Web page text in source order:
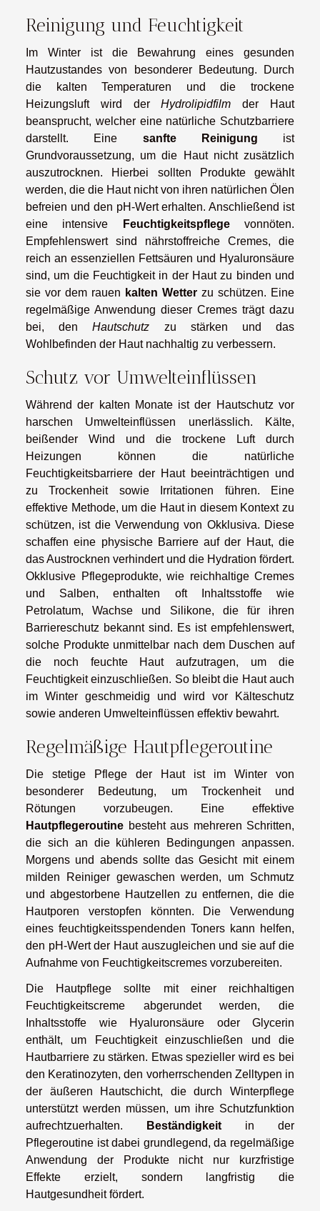
Reinigung und Feuchtigkeit
Im Winter ist die Bewahrung eines gesunden
Hautzustandes von besonderer Bedeutung. Durch
die kalten Temperaturen und die trockene
Heizungsluft wird derHydrolipidfilm der Haut
beansprucht, welcher eine natürliche Schutzbarriere
darstellt. Eine sanfte Reinigung ist
Grundvoraussetzung, um die Haut nicht zusätzlich
auszutrocknen. Hierbei sollten Produkte gewählt
werden, die die Haut nicht von ihren natürlichen Ölen
befreien und den pH-Wert erhalten. Anschließend ist
eine intensive
Feuchtigkeitspflegevonnöten.
Empfehlenswert sind nährstoffreiche Cremes, die
reich an essenziellen Fettsäuren und Hyaluronsäure
sind, um die Feuchtigkeit in der Haut zu binden und
sie vor dem rauen kalten Wetter zu schützen. Eine
regelmäßige Anwendung dieser Cremes trägt dazu
bei, denHautschutz zu stärken und das
Wohlbefinden der Haut nachhaltig zu verbessern.
Schutz vor Umwelteinflüssen
Während der kalten Monate ist der Hautschutz vor
harschen Umwelteinflüssen unerlässlich. Kälte,
beißender Wind und die trockene Luft durch
Heizungen können die natürliche
Feuchtigkeitsbarriere der Haut beeinträchtigen und
zu Trockenheit sowie Irritationen führen. Eine
effektive Methode, um die Haut in diesem Kontext zu
schützen, ist die Verwendung von Okklusiva. Diese
schaffen eine physische Barriere auf der Haut, die
das Austrocknen verhindert und die Hydration fördert.
Okklusive Pflegeprodukte, wie reichhaltige Cremes
und Salben, enthalten oft Inhaltsstoffe wie
Petrolatum, Wachse und Silikone, die für ihren
Barriereschutz bekannt sind. Es ist empfehlenswert,
solche Produkte unmittelbar nach dem Duschen auf
die noch feuchte Haut aufzutragen, um die
Feuchtigkeit einzuschließen. So bleibt die Haut auch
im Winter geschmeidig und wird vor Kälteschutz
sowie anderen Umwelteinflüssen effektiv bewahrt.
Regelmäßige Hautpflegeroutine
Die stetige Pflege der Haut ist im Winter von
besonderer Bedeutung, um Trockenheit und
Rötungen vorzubeugen. Eine effektive
Hautpflegeroutine besteht aus mehreren Schritten,
die sich an die kühleren Bedingungen anpassen.
Morgens und abends sollte das Gesicht mit einem
milden Reiniger gewaschen werden, um Schmutz
und abgestorbene Hautzellen zu entfernen, die die
Hautporen verstopfen könnten. Die Verwendung
eines feuchtigkeitsspendenden Toners kann helfen,
den pH-Wert der Haut auszugleichen und sie auf die
Aufnahme von Feuchtigkeitscremes vorzubereiten.
Die Hautpflege sollte mit einer reichhaltigen
Feuchtigkeitscreme abgerundet werden, die
Inhaltsstoffe wie Hyaluronsäure oder Glycerin
enthält, um Feuchtigkeit einzuschließen und die
Hautbarriere zu stärken. Etwas spezieller wird es bei
den Keratinozyten, den vorherrschenden Zelltypen in
der äußeren Hautschicht, die durch Winterpflege
unterstützt werden müssen, um ihre Schutzfunktion
aufrechtzuerhalten.
Beständigkeit in der
Pflegeroutine ist dabei grundlegend, da regelmäßige
Anwendung der Produkte nicht nur kurzfristige
Effekte erzielt, sondern langfristig die
Hautgesundheit fördert.